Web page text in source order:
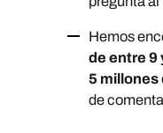
Hemos
de entre 9
5 millones
de